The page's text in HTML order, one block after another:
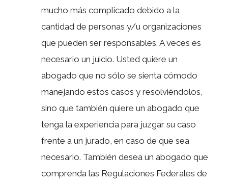
mucho más complicado debido a la
cantidad de personas y/u organizaciones
que pueden ser responsables. A veces es
necesario un juicio. Usted quiere un
abogado que no sólo se sienta cómodo
manejando estos casos y resolviéndolos,
sino que también quiere un abogado que
tenga la experiencia para juzgar su caso
frente a un jurado, en caso de que sea
necesario. También desea un abogado que
comprenda las Regulaciones Federales de